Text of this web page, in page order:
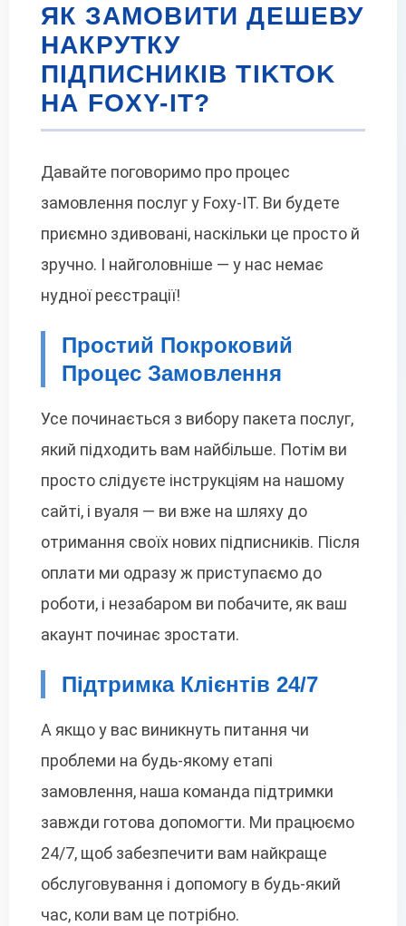
ЯК ЗАМОВИТИ ДЕШЕВУ
НАКРУТКУ
ПІДПИСНИКІВ TIKTOK
НА FOXY-IT?
Давайте поговоримо про процес
замовлення послуг у Foxy-IT. Ви будете
приємно здивовані, наскільки це просто й
зручно. І найголовніше — у нас немає
нудної реєстрації!
Простий Покроковий
Процес Замовлення
Усе починається з вибору пакета послуг,
який підходить вам найбільше. Потім ви
просто слідуєте інструкціям на нашому
сайті, і вуаля — ви вже на шляху до
отримання своїх нових підписників. Після
оплати ми одразу ж приступаємо до
роботи, і незабаром ви побачите, як ваш
акаунт починає зростати.
Підтримка Клієнтів 24/7
А якщо у вас виникнуть питання чи
проблеми на будь-якому етапі
замовлення, наша команда підтримки
завжди готова допомогти. Ми працюємо
24/7, щоб забезпечити вам найкраще
обслуговування і допомогу в будь-який
час, коли вам це потрібно.